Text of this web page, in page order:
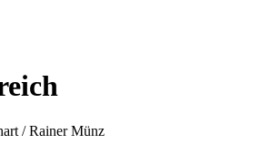
/ Rainer Münz